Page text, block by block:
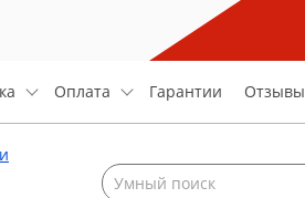
Оплата Гарантии Отзывы